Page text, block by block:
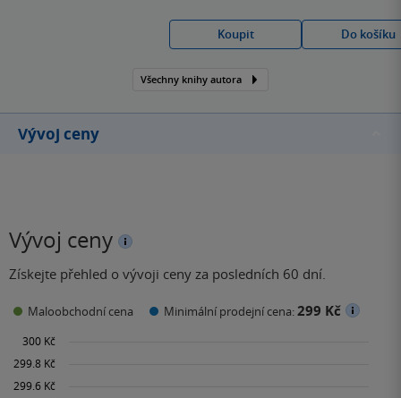
nejlepších autorů
vědeckých thrillerů a…
Koupit Do košíku
Všechny knihy autora
Vývoj ceny
Vývoj ceny
Získejte přehled o vývoji ceny za posledních 60 dní.
Maloobchodní cena Minimální prodejní cena:299 Kč